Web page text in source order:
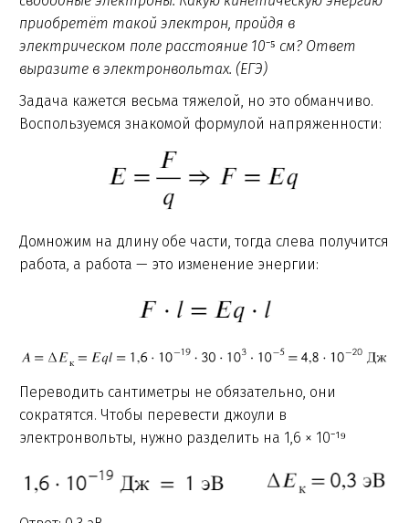
приобретёт такой электрон, пройдя в
электрическом поле расстояние 10⁻⁵ см? Ответ
выразите в электронвольтах. (ЕГЭ)
Задача кажется весьма тяжелой, но это обманчиво.
Воспользуемся знакомой формулой напряженности:
Домножим на длину обе части, тогда слева получится
работа, а работа — это изменение энергии:
Переводить сантиметры не обязательно, они
сократятся. Чтобы перевести джоули в
электронвольты, нужно разделить на 1,6 × 10⁻¹⁹